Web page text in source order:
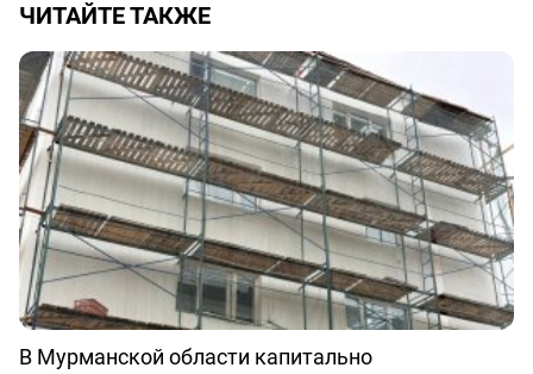
ЧИТАЙТЕ ТАКЖЕ
В Мурманской области капитально